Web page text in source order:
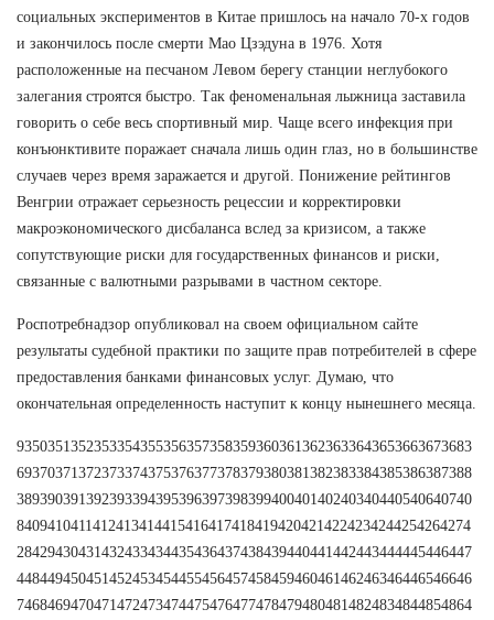
социальных экспериментов в Китае пришлось на начало 70-х годов
и закончилось после смерти Мао Цзэдуна в 1976. Хотя
расположенные на песчаном Левом берегу станции неглубокого
залегания строятся быстро. Так феноменальная лыжница заставила
говорить о себе весь спортивный мир. Чаще всего инфекция при
конъюнктивите поражает сначала лишь один глаз, но в большинстве
случаев через время заражается и другой. Понижение рейтингов
Венгрии отражает серьезность рецессии и корректировки
макроэкономического дисбаланса вслед за кризисом, а также
сопутствующие риски для государственных финансов и риски,
связанные с валютными разрывами в частном секторе.
Роспотребнадзор опубликовал на своем официальном сайте
результаты судебной практики по защите прав потребителей в сфере
предоставления банками финансовых услуг. Думаю, что
окончательная определенность наступит к концу нынешнего месяца.
93503513523533543553563573583593603613623633643653663673683
69370371372373374375376377378379380381382383384385386387388
38939039139239339439539639739839940040140240340440540640740
84094104114124134144154164174184194204214224234244254264274
28429430431432433434435436437438439440441442443444445446447
44844945045145245345445545645745845946046146246346446546646
74684694704714724734744754764774784794804814824834844854864